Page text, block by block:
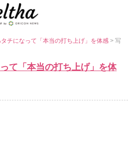
チになって「本当の打ち上げ」を体感> 写
て「本当の打ち上げ」を体